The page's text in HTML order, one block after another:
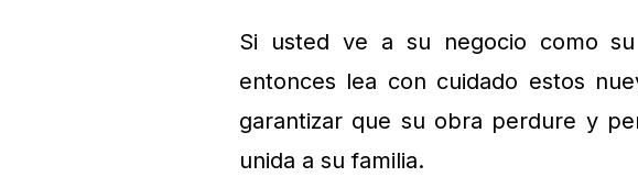
Si usted ve a su negocio como
entonces lea con cuidado estos
garantizar que su obra perdure y
unida a su familia.